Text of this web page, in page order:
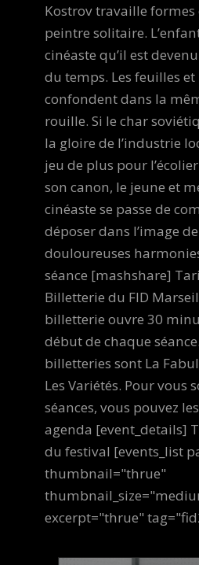
Kostrov travaille formes
peintre solitaire.
cinéaste qu’il est
du temps. Les feuilles et
confondent dans la
rouille. Si le char
la gloire de l’industrie
jeu de plus pour
son canon, le jeune et
cinéaste se passe de
déposer dans l’image
douloureuses
séance [mashshare]
Billetterie du FID
billetterie ouvre 30
début de chaque
billetteries sont La
Les Variétés. Pour vous
séances, vous pouvez
agenda [event_details]
du festival [events_list
thumbnail="thrue"
excerpt="thrue"